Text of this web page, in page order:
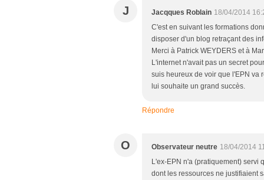
J Jacqques Roblain 18/04/2014
C'est en suivant les formations
disposer d'un blog retraçant des
Merci à Patrick WEYDERS et à
L'internet n'avait pas un secret
suis heureux de voir que l'EPN va
lui souhaite un grand succès.
Répondre
O Observateur neutre 18/04/2014
L'ex-EPN n'a (pratiquement) servi
dont les ressources ne justifiaient